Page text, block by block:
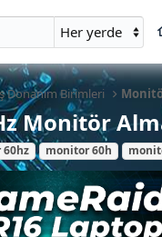
Donanım Birimleri
Monitör
60hz monitor 60h